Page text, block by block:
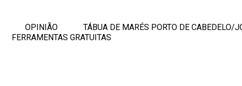
OPINIÃO
TÁBUA DE MARÉS PORTO DE CABEDELO/
FERRAMENTAS GRATUITAS